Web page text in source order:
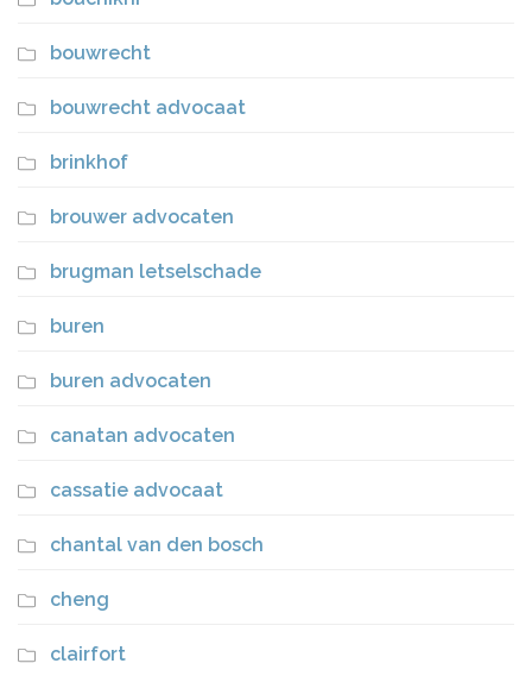
bouwrecht
bouwrecht advocaat
brinkhof
brouwer advocaten
brugman letselschade
buren
buren advocaten
canatan advocaten
cassatie advocaat
chantal van den bosch
cheng
clairfort